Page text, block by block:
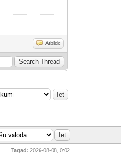
Atbilde
Tagad: 2026-08-08, 0:02